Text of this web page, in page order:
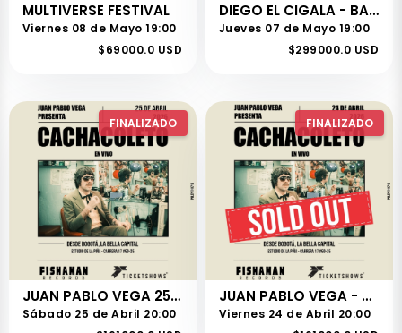
MULTIVERSE FESTIVAL
Viernes 08 de Mayo 19:00
$69000.0 USD
DIEGO EL CIGALA - BARRANQUILLA
Jueves 07 de Mayo 19:00
$299000.0 USD
FINALIZADO
JUAN PABLO VEGA 25 DE ABRIL
Sábado 25 de Abril 20:00
FINALIZADO
JUAN PABLO VEGA - CACHACOLETO
Viernes 24 de Abril 20:00